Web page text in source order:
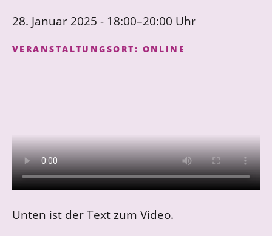
28. Januar 2025 - 18:00–20:00 Uhr
VERANSTALTUNGSORT: ONLINE
Unten ist der Text zum Video.